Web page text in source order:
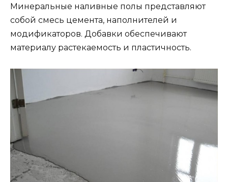
Минеральные наливные полы представляют
собой смесь цемента, наполнителей и
модификаторов. Добавки обеспечивают
материалу растекаемость и пластичность.